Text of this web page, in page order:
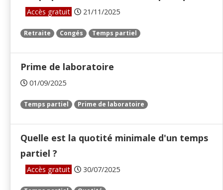
Accès gratuit 21/11/2025
Retraite Congés Temps partiel
Prime de laboratoire
01/09/2025
Temps partiel Prime de laboratoire
Quelle est la quotité minimale d'un temps
partiel ?
Accès gratuit 30/07/2025